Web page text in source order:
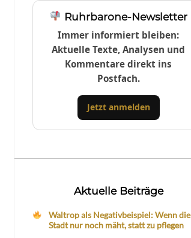
Ruhrbarone-Newsletter
Immer informiert bleiben:
Aktuelle Texte, Analysen und
Kommentare direkt ins
Postfach.
Jetzt anmelden
Aktuelle Beiträge
Waltrop als Negativbeispiel: Wenn die
Stadt nur noch mäht, statt zu pflegen